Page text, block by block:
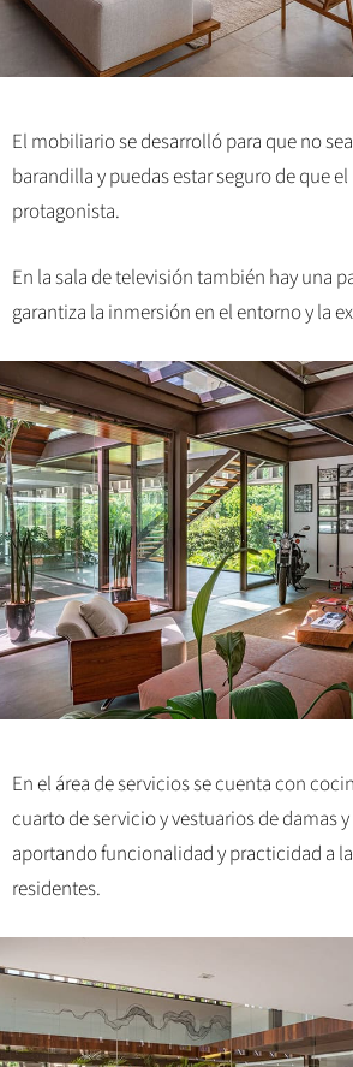
El mobiliario se desarrolló para que no
barandilla y puedas estar seguro de que
protagonista.
En la sala de televisión también hay una
garantiza la inmersión en el entorno y la
En el área de servicios se cuenta con
cuarto de servicio y vestuarios de damas
aportando funcionalidad y practicidad a
residentes.